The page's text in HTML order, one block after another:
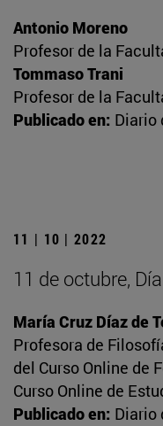
Antonio Moreno
Profesor de la
Tommaso Trani
Profesor de la
Publicado en: Diario
11 | 10 | 2022
11 de octubre,
María Cruz Díaz de
Profesora de
del Curso Online de
Curso Online de
Publicado en: Diario